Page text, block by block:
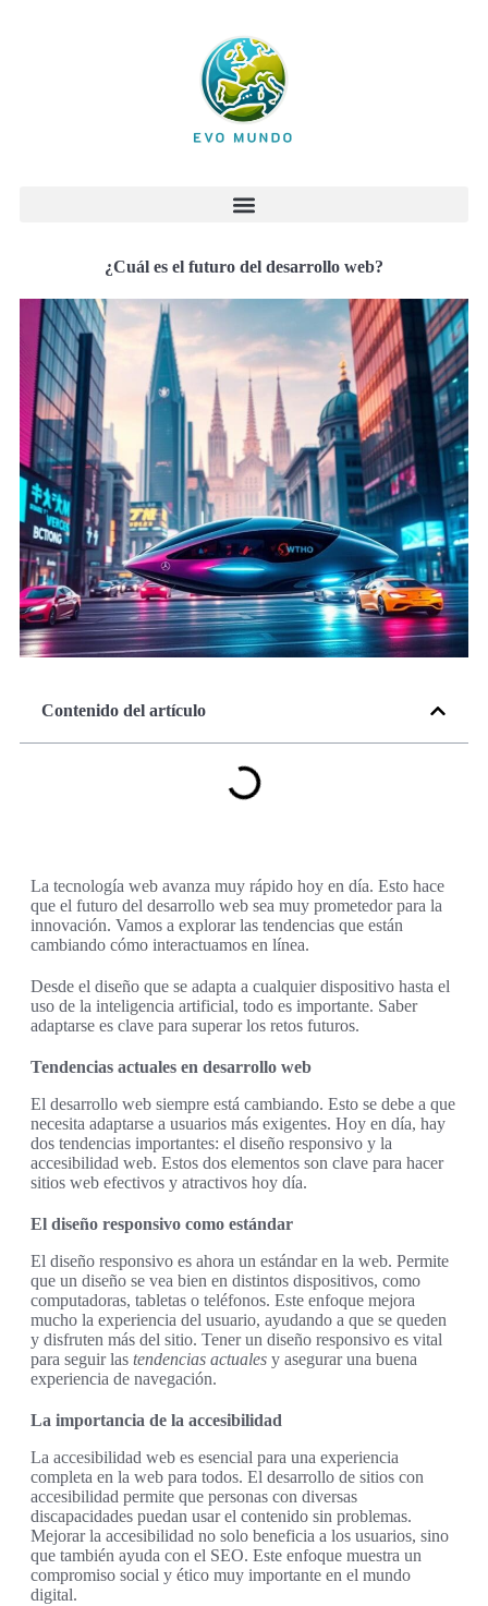
¿Cuál es el futuro del desarrollo web?
Contenido del artículo
La tecnología web avanza muy rápido hoy en día. Esto hace
que el futuro del desarrollo web sea muy prometedor para la
innovación. Vamos a explorar las tendencias que están
cambiando cómo interactuamos en línea.
Desde el diseño que se adapta a cualquier dispositivo hasta el
uso de la inteligencia artificial, todo es importante. Saber
adaptarse es clave para superar los retos futuros.
Tendencias actuales en desarrollo web
El desarrollo web siempre está cambiando. Esto se debe a que
necesita adaptarse a usuarios más exigentes. Hoy en día, hay
dos tendencias importantes: el diseño responsivo y la
accesibilidad web. Estos dos elementos son clave para hacer
sitios web efectivos y atractivos hoy día.
El diseño responsivo como estándar
El diseño responsivo es ahora un estándar en la web. Permite
que un diseño se vea bien en distintos dispositivos, como
computadoras, tabletas o teléfonos. Este enfoque mejora
mucho la experiencia del usuario, ayudando a que se queden
y disfruten más del sitio. Tener un diseño responsivo es vital
para seguir las tendencias actuales y asegurar una buena
experiencia de navegación.
La importancia de la accesibilidad
La accesibilidad web es esencial para una experiencia
completa en la web para todos. El desarrollo de sitios con
accesibilidad permite que personas con diversas
discapacidades puedan usar el contenido sin problemas.
Mejorar la accesibilidad no solo beneficia a los usuarios, sino
que también ayuda con el SEO. Este enfoque muestra un
compromiso social y ético muy importante en el mundo
digital.